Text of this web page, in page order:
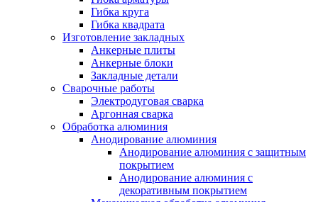
Гибка круга
Гибка квадрата
Изготовление закладных
Анкерные плиты
Анкерные блоки
Закладные детали
Сварочные работы
Электродуговая сварка
Аргонная сварка
Обработка алюминия
Анодирование алюминия
Анодирование алюминия с защитным
покрытием
Анодирование алюминия с
декоративным покрытием